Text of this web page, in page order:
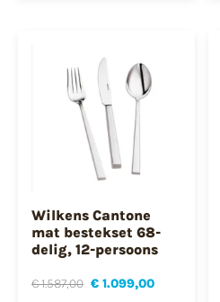
Wilkens Cantone
mat bestekset 68-
delig, 12-persoons
€ 1.587,00 € 1.099,00